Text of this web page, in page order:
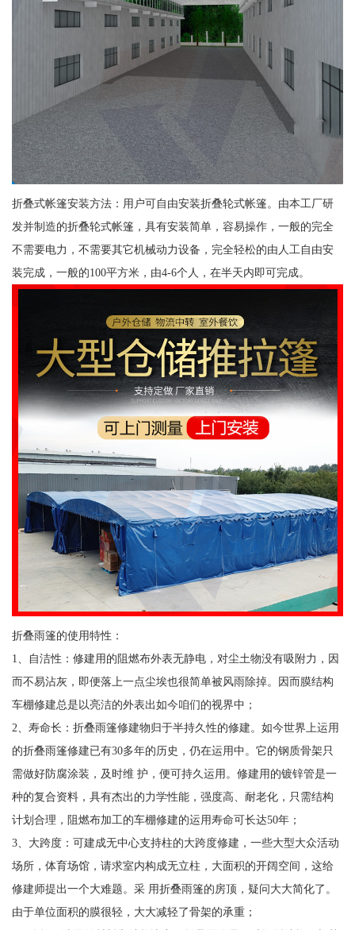
折叠式帐篷安装方法：用户可自由安装折叠轮式帐篷。由本工厂研
发并制造的折叠轮式帐篷，具有安装简单，容易操作，一般的完全
不需要电力，不需要其它机械动力设备，完全轻松的由人工自由安
装完成，一般的100平方米，由4-6个人，在半天内即可完成。
折叠雨篷的使用特性：
1、自洁性：修建用的阻燃布外表无静电，对尘土物没有吸附力，因
而不易沾灰，即便落上一点尘埃也很简单被风雨除掉。因而膜结构
车棚修建总是以亮洁的外表出如今咱们的视界中；
2、寿命长：折叠雨篷修建物归于半持久性的修建。如今世界上运用
的折叠雨篷修建已有30多年的历史，仍在运用中。它的钢质骨架只
需做好防腐涂装，及时维 护，便可持久运用。修建用的镀锌管是一
种的复合资料，具有杰出的力学性能，强度高、耐老化，只需结构
计划合理，阻燃布加工的车棚修建的运用寿命可长达50年；
3、大跨度：可建成无中心支持柱的大跨度修建，一些大型大众活动
场所，体育场馆，请求室内构成无立柱，大面积的开阔空间，这给
修建师提出一个大难题。采 用折叠雨篷的房顶，疑问大大简化了。
由于单位面积的膜很轻，大大减轻了骨架的承重；